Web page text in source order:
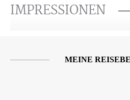
IMPRESSIONEN
MEINE